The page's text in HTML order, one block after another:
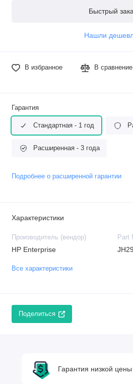
Быстрый
Нашли
В избранное В сравнение
Гарантия
Стандартная - 1 год
Расширенная - 3 года
Подробнее о расширенной гарантии
Характеристики
Производитель (вендор)
HP Enterprise
Part
Все характеристики
Поделиться
Гарантия низкой цены